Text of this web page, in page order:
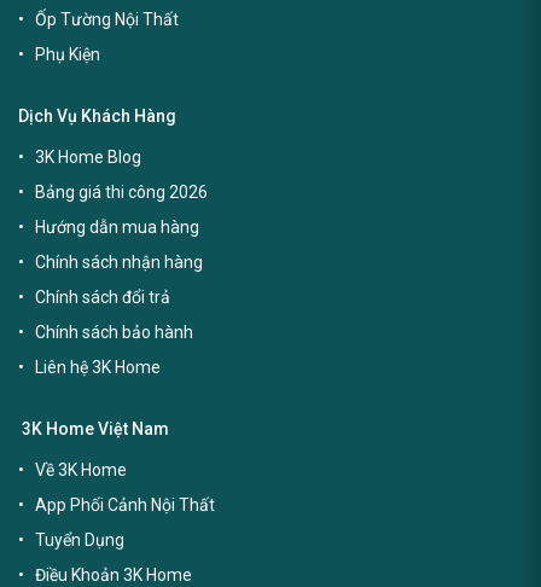
Ốp Tường Nội Thất
Phụ Kiện
Dịch Vụ Khách Hàng
3K Home Blog
Bảng giá thi công 2026
Hướng dẫn mua hàng
Chính sách nhận hàng
Chính sách đổi trả
Chính sách bảo hành
Liên hệ 3K Home
3K Home Việt Nam
Về 3K Home
App Phối Cảnh Nội Thất
Tuyển Dụng
Điều Khoản 3K Home